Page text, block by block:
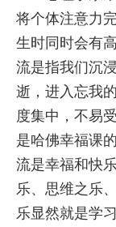
将个体注意力
生时同时会有
流是指我们沉
逝，进入忘我
度集中，不易
是哈佛幸福课
流是幸福和快
乐、思维之乐
乐显然就是学